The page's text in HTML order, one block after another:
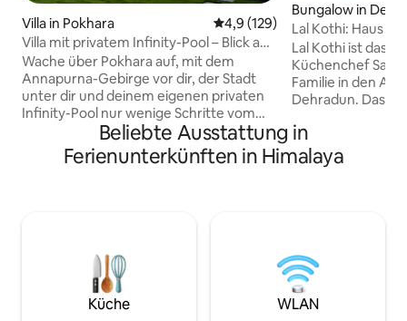
Villa in Pokhara Durchschnittliche Bewertung:
4,9 (129)
Villa mit privatem Infinity-Pool – Blick auf
die Berge und den See
Wache über Pokhara auf, mit dem
Annapurna-Gebirge vor dir, der Stadt
unter dir und deinem eigenen privaten
Infinity-Pool nur wenige Schritte vom
Wohnzimmer entfernt. Die Pipal Tree
Mountain Villa ist eine gemütliche A-
Rahmen-Villa, die für Familien, Paare
liegt nur 15 Minuten den Hügel hinauf
vom Trubel von Pokhara entfernt. Sie ist
modern, makellos und wird von einer
Familie geführt, die sich besonders viel
Bungalow in
Lal Kothi: Haus in
Awadhi-Küche
Lal Kothi ist das
Küchenchef
Familie in den
Dehradun. Das
besten
Die Gäste
Etage mit zwei
kostenloses
Möglichkeit,
vegetarische
berühmten
Beliebte Ausstattung in
Ferienunterkünften in Himalaya
Küche WLAN